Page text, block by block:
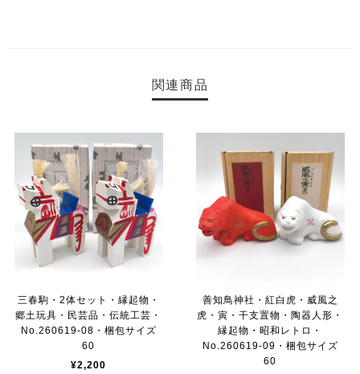
関連商品
三春駒・2体セット・縁起物・
郷土玩具・民芸品・伝統工芸・
No.260619-08・梱包サイズ
60
¥2,200
善知鳥神社・紅白虎・威風之
虎・寅・干支置物・陶器人形・
縁起物・昭和レトロ・
No.260619-09・梱包サイズ
60